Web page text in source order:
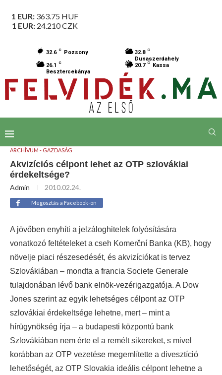
1 EUR: 363.75 HUF
1 EUR: 24.210CZK
32.6 C Pozsony 32.8 C
Dunaszerdahely
26.1 C
Besztercebánya
20.7 C Kassa
ARCHÍVUM - GAZDASÁG
Akvizíciós célpont lehet az OTP szlovákiai
érdekeltsége?
Admin 2010.02.24.
Megosztás a Facebook-on
A jövőben enyhíti a jelzáloghitelek folyósítására
vonatkozó feltételeket a cseh Komerční Banka (KB), hogy
növelje piaci részesedését, és akvizíciókat is tervez
Szlovákiában – mondta a francia Societe Generale
tulajdonában lévő bank elnök-vezérigazgatója. A Dow
Jones szerint az egyik lehetséges célpont az OTP
szlovákiai érdekeltsége lehetne, mert – mint a
hírügynökség írja – a budapesti központú bank
Szlovákiában nem érte el a remélt sikereket, s mivel
korábban az OTP vezetése megemlítette a divesztíció
lehetőségét, az OTP Slovakia ideális célpont lehetne a